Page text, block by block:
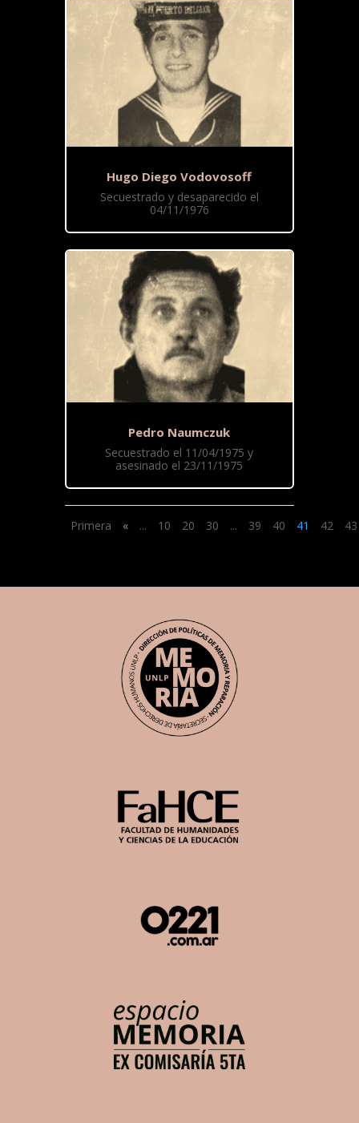
Hugo Diego Vodovosoff
Secuestrado y desaparecido el
04/11/1976
Pedro Naumczuk
Secuestrado el 11/04/1975 y
asesinado el 23/11/1975
Primera « ... 10 20 30 ... 39 40 41 42 43